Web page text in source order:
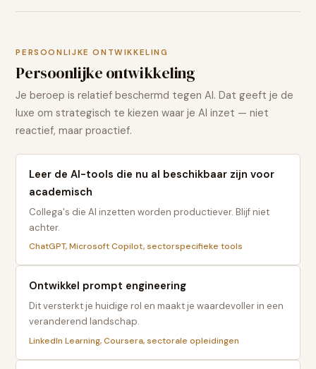
PERSOONLIJKE ONTWIKKELING
Persoonlijke ontwikkeling
Je beroep is relatief beschermd tegen AI. Dat geeft je de
luxe om strategisch te kiezen waar je AI inzet — niet
reactief, maar proactief.
Leer de AI-tools die nu al beschikbaar zijn voor
academisch
Collega's die AI inzetten worden productiever. Blijf niet
achter.
ChatGPT, Microsoft Copilot, sectorspecifieke tools
Ontwikkel prompt engineering
Dit versterkt je huidige rol en maakt je waardevoller in een
veranderend landschap.
LinkedIn Learning, Coursera, sectorale opleidingen